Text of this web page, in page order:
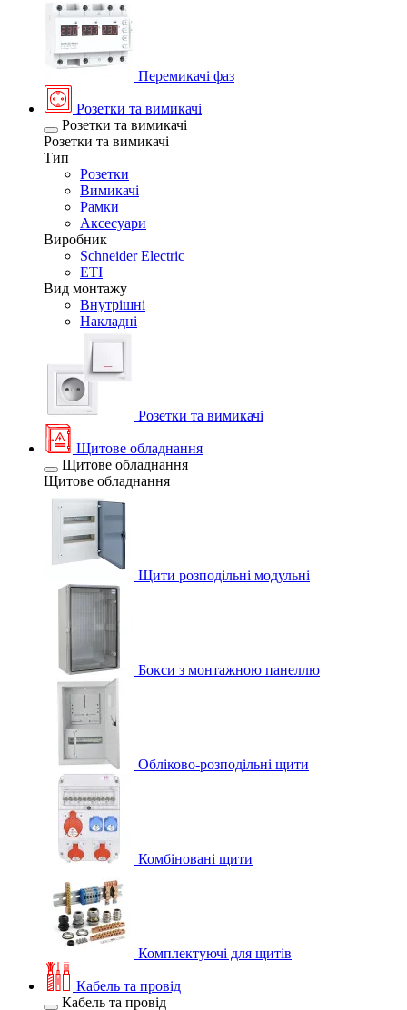
Перемикачі фаз
Розетки та вимикачі
Розетки та вимикачі
Розетки та вимикачі
Тип
Розетки
Вимикачі
Рамки
Аксесуари
Виробник
Schneider Electric
ETI
Вид монтажу
Внутрішні
Накладні
Розетки та вимикачі
Щитове обладнання
Щитове обладнання
Щитове обладнання
Щити розподільні модульні
Бокси з монтажною панеллю
Обліково-розподільні щити
Комбіновані щити
Комплектуючі для щитів
Кабель та провід
Кабель та провід